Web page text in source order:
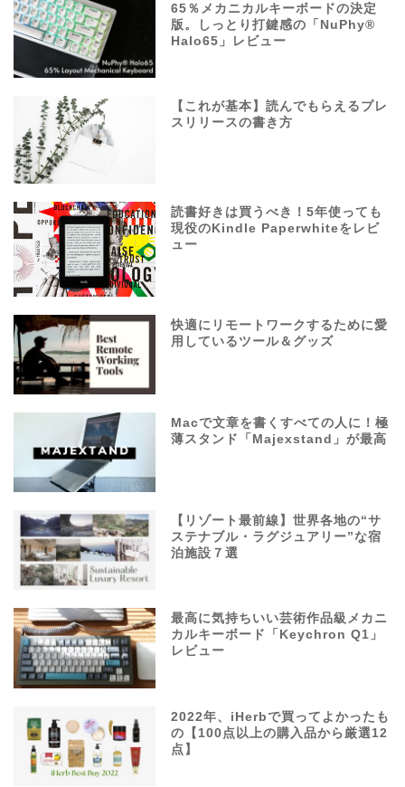
65％メカニカルキーボードの決定
版。しっとり打鍵感の「NuPhy®
Halo65」レビュー
【これが基本】読んでもらえるプレ
スリリースの書き方
読書好きは買うべき！5年使っても
現役のKindle Paperwhiteをレビ
ュー
快適にリモートワークするために愛
用しているツール＆グッズ
Macで文章を書くすべての人に！極
薄スタンド「Majexstand」が最高
【リゾート最前線】世界各地の“サ
ステナブル・ラグジュアリー”な宿
泊施設７選
最高に気持ちいい芸術作品級メカニ
カルキーボード「Keychron Q1」
レビュー
2022年、iHerbで買ってよかったも
の【100点以上の購入品から厳選12
点】